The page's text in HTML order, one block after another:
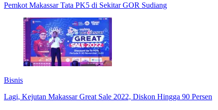
Pemkot Makassar Tata PK5 di Sekitar GOR Sudiang
Bisnis
Lagi, Kejutan Makassar Great Sale 2022, Diskon Hingga 90 Persen